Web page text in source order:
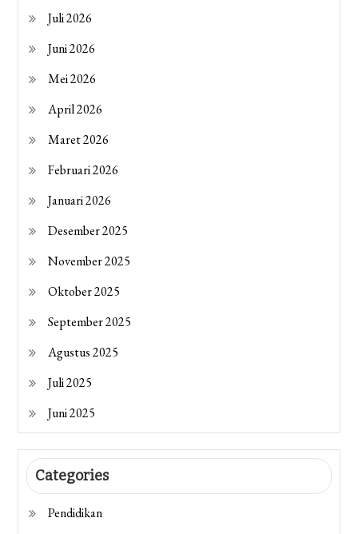
Juli 2026
Juni 2026
Mei 2026
April 2026
Maret 2026
Februari 2026
Januari 2026
Desember 2025
November 2025
Oktober 2025
September 2025
Agustus 2025
Juli 2025
Juni 2025
Categories
Pendidikan